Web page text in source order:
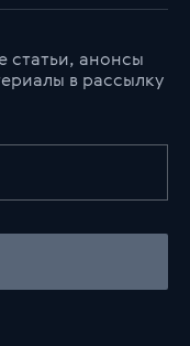
анонсы
в рассылку